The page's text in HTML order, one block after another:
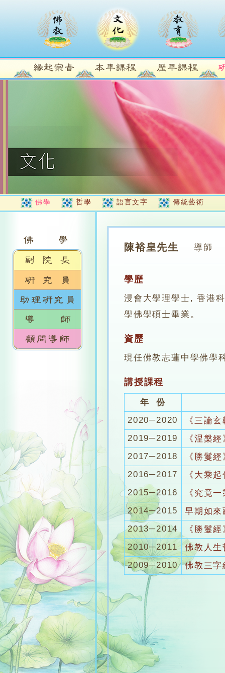
佛學 哲學 語言文字 傳統藝術
陳裕皇先生 導師
學歷
浸會大學理學士, 香港
學佛學碩士畢業。
資歷
現任佛教志蓮中學佛學
講授課程
年 份
2020─2020
《三論
2019─2019
《涅槃
2017─2018
《勝鬘
2016─2017
《大乘
2015─2016
《究竟
2014─2015
早期如來
2013─2014
《勝鬘
2010─2011
佛教人生
2009─2010
佛教三